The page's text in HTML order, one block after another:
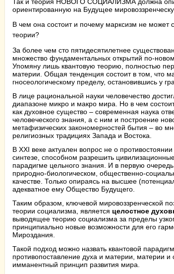
ориентированную на Будущее
В чем она состоит и почему марксизм не может
теории?
За более чем сто пятидесятилетнее
множество фундаментальных открытий по-
Упомяну лишь квантовую теорию, полностью
материи. Общая тенденция состоит в том, что
гносеологическому пределу, остановившись у
В лице рациональной науки человечество
диапазоне микро и макро мира. Но в чем
как духовное существо – современная наука
человеческого знания, а с ним и построение
метафизических закономерностей бытия – во
религиозных традициях Запада и Востока.
В XXI веке актуален вопрос не о
синтезе, способном разрешить
парадигме цельного знания. И в первую
природно-биологическом, общественно-
качестве. Только опираясь на высшее
адекватное ему Общество Будущего.
Таким образом, ключевой мировоззренческой
теории социализма, является целостное
выводящее теорию социализма за пределы
принципиально новые возможности для его
Мироздания.
Такой подход можно назвать квантовой
противопоставление духа и материи, материи
имманентный принцип развития мира.